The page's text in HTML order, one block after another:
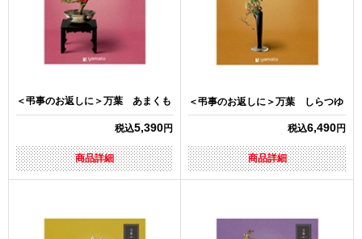
＜弔事のお返しに＞万葉 あまくも
税込5,390円
商品詳細
＜弔事のお返しに＞万葉 しらつゆ
税込6,490円
商品詳細